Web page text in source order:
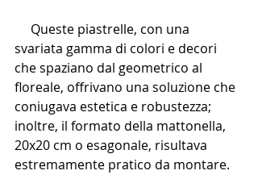
svariata gamma di colori e decori
che spaziano dal geometrico al
floreale, offrivano una soluzione che
coniugava estetica e robustezza;
inoltre, il formato della mattonella,
20x20 cm o esagonale, risultava
estremamente pratico da montare.